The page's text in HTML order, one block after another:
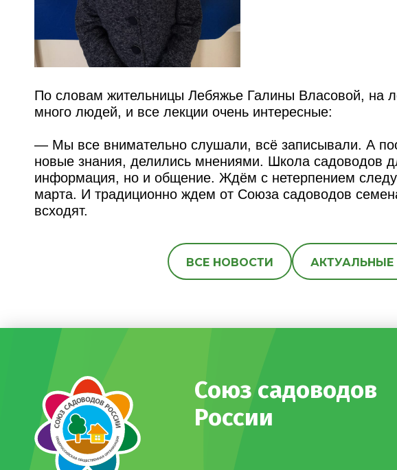
По словам жительницы Лебяжье Галины Власовой, на
много людей, и все лекции очень интересные:
— Мы все внимательно слушали, всё записывали. А
новые знания, делились мнениями. Школа садоводов
информация, но и общение. Ждём с нетерпением
марта. И традиционно ждем от Союза садоводов
всходят.
ВСЕ НОВОСТИ
Союз садоводов
России